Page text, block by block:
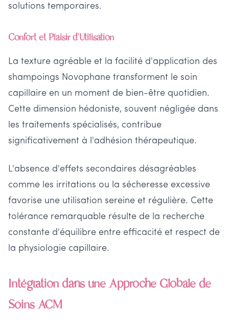
solutions temporaires.
Confort et Plaisir d'Utilisation
La texture agréable et la facilité d'application des
shampoings Novophane transforment le soin
capillaire en un moment de bien-être quotidien.
Cette dimension hédoniste, souvent négligée dans
les traitements spécialisés, contribue
significativement à l'adhésion thérapeutique.
L'absence d'effets secondaires désagréables
comme les irritations ou la sécheresse excessive
favorise une utilisation sereine et régulière. Cette
tolérance remarquable résulte de la recherche
constante d'équilibre entre efficacité et respect de
la physiologie capillaire.
Intégration dans une Approche Globale de
Soins ACM